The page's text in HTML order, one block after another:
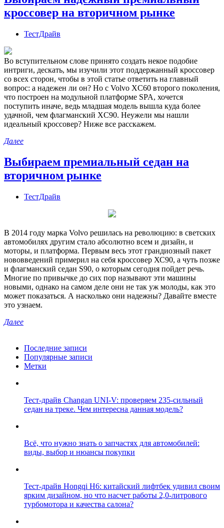
кроссовер на вторичном рынке
ТестДрайв
Во вступительном слове принято создать некое подобие
интриги, дескать, мы изучили этот поддержанный кроссовер
со всех сторон, чтобы в этой статье ответить на главный
вопрос: а надежен ли он? Но с Volvo XC60 второго поколения,
что построен на модульной платформе SPA, хочется
поступить иначе, ведь младшая модель вышла куда более
удачной, чем флагманский XC90. Неужели мы нашли
идеальный кроссовер? Ниже все расскажем.
Далее
Выбираем премиальный седан на
вторичном рынке
ТестДрайв
В 2014 году марка Volvo решилась на революцию: в светских
автомобилях другим стало абсолютно всем и дизайн, и
моторы, и платформа. Первым весь этот грандиозный пакет
нововведений примерил на себя кроссовер ХС90, а чуть позже
и флагманский седан S90, о которым сегодня пойдет речь.
Многие по привычке до сих пор называют эти машины
новыми, однако на самом деле они не так уж молоды, как это
может показаться. А насколько они надежны? Давайте вместе
это узнаем.
Далее
Последние записи
Популярные записи
Метки
Тест-драйв Changan UNI-V: проверяем 235-сильный
седан на треке. Чем интересна данная модель?
Всё, что нужно знать о запчастях для автомобилей:
виды, выбор и нюансы покупки
Тест-драйв Hongqi H6: китайский лифтбек удивил своим
ярким дизайном, но что насчет работы 2,0-литрового
турбомотора и качества салона?